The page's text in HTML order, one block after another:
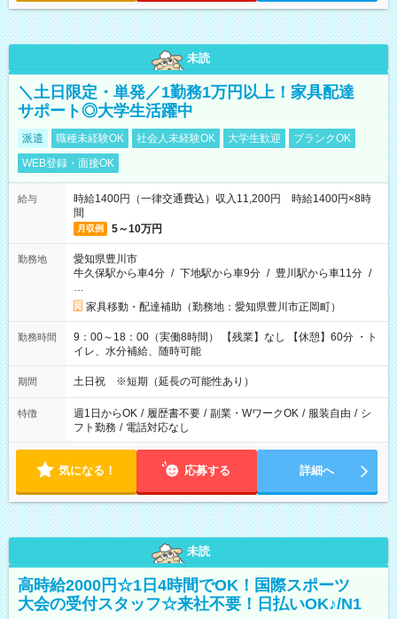
未読
＼土日限定・単発／1勤務1万円以上！家具配達
サポート◎大学生活躍中
派遣 職種未経験OK 社会人未経験OK 大学生歓迎
ブランクOK
WEB登録・面接OK
給与
時給1400円（一律交通費込）収入11,200円 時給1400円×8時
間
月収例 5～10万円
勤務地
愛知県豊川市
牛久保駅から車4分 / 下地駅から車9分 / 豊川駅から車11分 /
…
家具移動・配達補助（勤務地：愛知県豊川市正岡町）
勤務時間
9：00～18：00（実働8時間） 【残業】なし 【休憩】60分 ・ト
イレ、水分補給、随時可能
期間 土日祝 ※短期（延長の可能性あり）
特徴 週1日からOK / 履歴書不要 / 副業・WワークOK / 服装自由 / シ
フト勤務 / 電話対応なし
気になる！ 応募する 詳細へ
未読
高時給2000円☆1日4時間でOK！国際スポーツ
大会の受付スタッフ☆来社不要！日払いOK♪/N1